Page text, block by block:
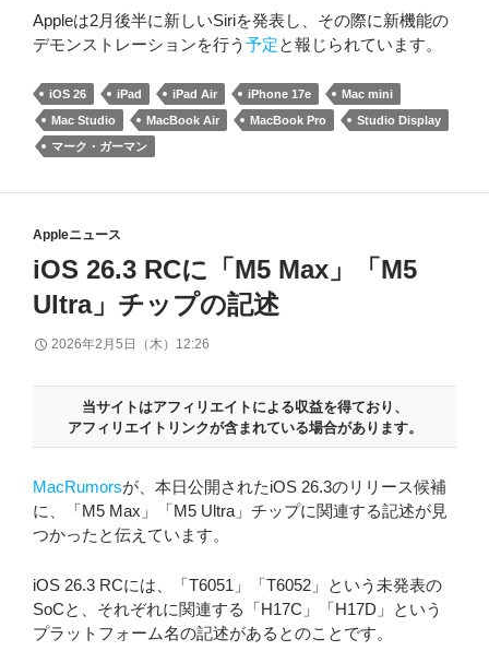
Appleは2月後半に新しいSiriを発表し、その際に新機能の
デモンストレーションを行う 予定と報じられています。
iOS 26 iPad iPad Air iPhone 17e
Mac mini
Mac Studio
MacBook Air MacBook Pro
Studio Display
マーク・ガーマン
Appleニュース
iOS 26.3 RCに「M5 Max」「M5
Ultra」チップの記述
2026年2月5日（木）12:26
当サイトはアフィリエイトによる収益を得ており、
アフィリエイトリンクが含まれている場合があります。
MacRumorsが、本日公開されたiOS 26.3のリリース候補
に、「M5 Max」「M5 Ultra」チップに関連する記述が見
つかったと伝えています。
iOS 26.3 RCには、「T6051」「T6052」という未発表の
SoCと、それぞれに関連する「H17C」「H17D」という
プラットフォーム名の記述があるとのことです。